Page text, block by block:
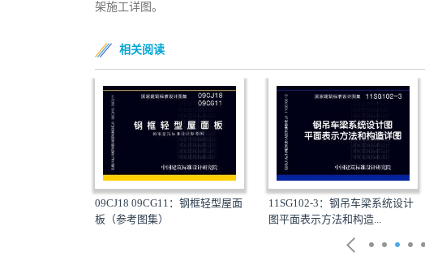
架施工详图。
相关阅读
09CJ18 09CG11：钢框轻型屋面
板（参考图集）
11SG102-3：钢吊车梁系统设计
图平面表示方法和构造...